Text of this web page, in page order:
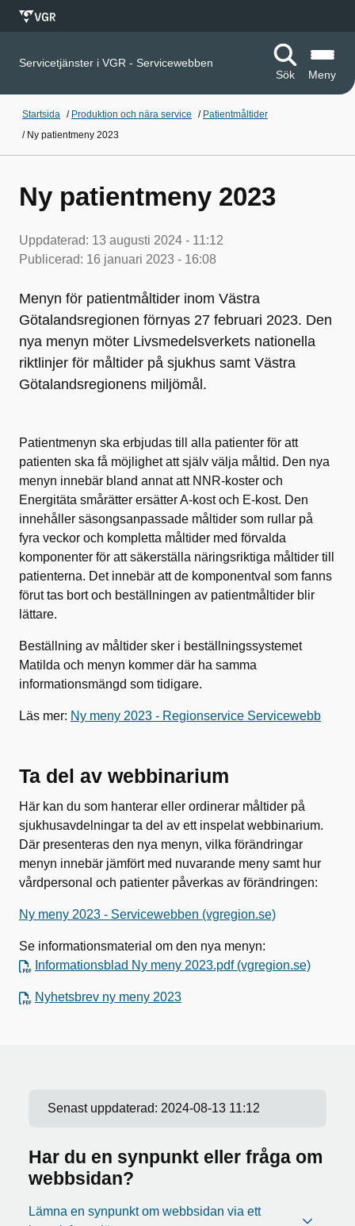
Servicetjänster i VGR - Servicewebben
Sök
Meny
Startsida / Produktion och nära service / Patientmåltider
/ Ny patientmeny 2023
Ny patientmeny 2023
Uppdaterad: 13 augusti 2024 - 11:12
Publicerad: 16 januari 2023 - 16:08
Menyn för patientmåltider inom Västra
Götalandsregionen förnyas 27 februari 2023. Den
nya menyn möter Livsmedelsverkets nationella
riktlinjer för måltider på sjukhus samt Västra
Götalandsregionens miljömål.
Patientmenyn ska erbjudas till alla patienter för att
patienten ska få möjlighet att själv välja måltid. Den nya
menyn innebär bland annat att NNR-koster och
Energitäta smårätter ersätter A-kost och E-kost. Den
innehåller säsongsanpassade måltider som rullar på
fyra veckor och kompletta måltider med förvalda
komponenter för att säkerställa näringsriktiga måltider till
patienterna. Det innebär att de komponentval som fanns
förut tas bort och beställningen av patientmåltider blir
lättare.
Beställning av måltider sker i beställningssystemet
Matilda och menyn kommer där ha samma
informationsmängd som tidigare.
Läs mer: Ny meny 2023 - Regionservice Servicewebb
Ta del av webbinarium
Här kan du som hanterar eller ordinerar måltider på
sjukhusavdelningar ta del av ett inspelat webbinarium.
Där presenteras den nya menyn, vilka förändringar
menyn innebär jämfört med nuvarande meny samt hur
vårdpersonal och patienter påverkas av förändringen:
Ny meny 2023 - Servicewebben (vgregion.se)
Se informationsmaterial om den nya menyn:
Informationsblad Ny meny 2023.pdf (vgregion.se)
Nyhetsbrev ny meny 2023
Senast uppdaterad: 2024-08-13 11:12
Har du en synpunkt eller fråga om
webbsidan?
Lämna en synpunkt om webbsidan via ett